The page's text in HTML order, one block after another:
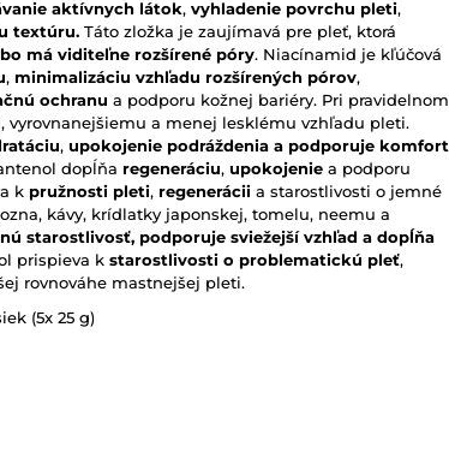
aktívnych látok, vyhladenie povrchu pleti,
textúru. Táto zložka je zaujímavá pre pleť, ktorá
má viditeľne rozšírené póry. Niacínamid je kľúčová
, minimalizáciu vzhľadu rozšírených pórov,
ochranu a podporu kožnej bariéry. Pri pravidelnom
vyrovnanejšiemu a menej lesklému vzhľadu pleti.
, upokojenie podráždenia a podporuje komfort
dopĺňa regeneráciu, upokojenie a podporu
k pružnosti pleti, regenerácii a starostlivosti o jemné
kávy, krídlatky japonskej, tomelu, neemu a
starostlivosť, podporuje sviežejší vzhľad a dopĺňa
prispieva k starostlivosti o problematickú pleť,
rovnováhe mastnejšej pleti.
(5x 25 g)